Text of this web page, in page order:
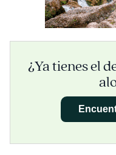
¿Ya tienes el